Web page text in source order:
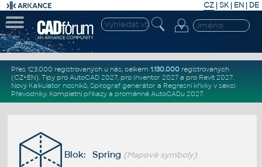
CZ | SK| EN | DE
Přes 123.000 registrovaných u nás, celkem 1.130.000registrovaných
(CZ+EN). Tipy pro AutoCAD 2027, pro Inventor 2027a pro Revit 2027.
Nový Kalkulátor nosníků, Spirograf generátor a Regresní křivkyv sekci
Převodníky. Kompletní příkazya proměnné AutoCADu 2027.
Blok: Spring (Mapové symboly)